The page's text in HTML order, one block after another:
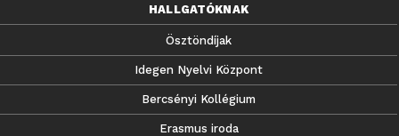
HALLGATÓKNAK
Ösztöndíjak
Idegen Nyelvi Központ
Bercsényi Kollégium
Erasmus iroda